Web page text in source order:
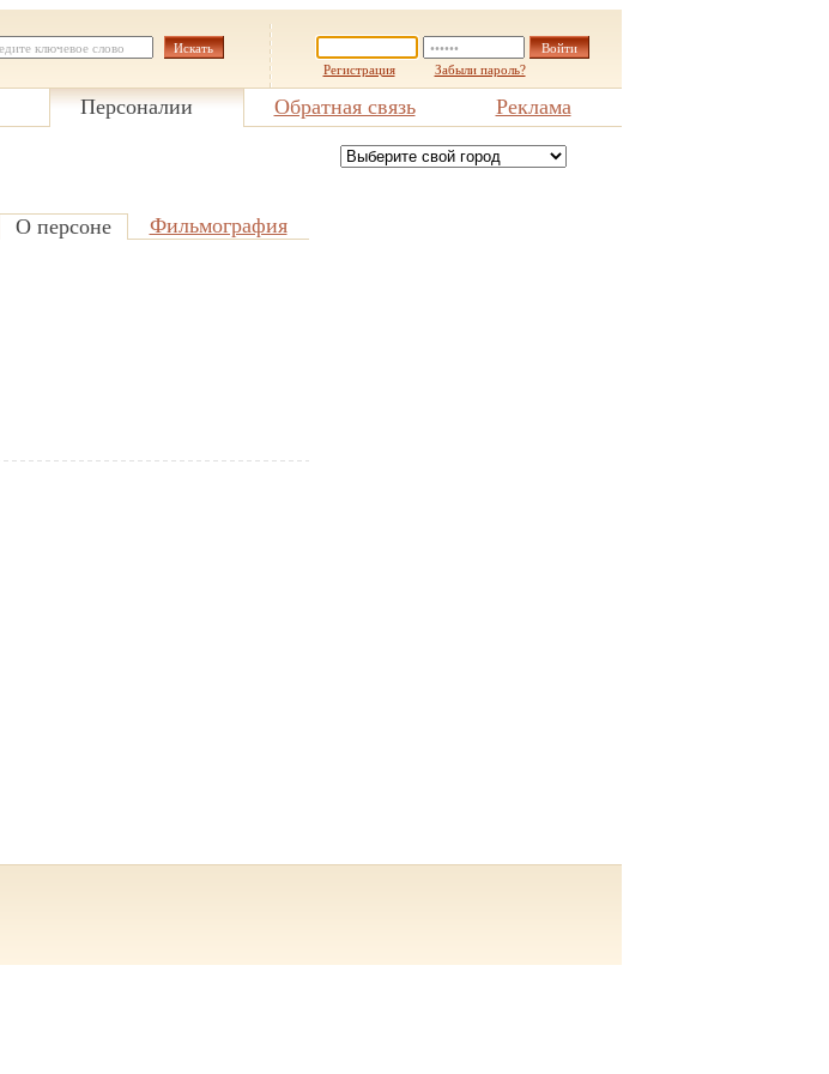
Регистрация Забыли пароль?
Персоналии Обратная связь Реклама
О персоне
Фильмография